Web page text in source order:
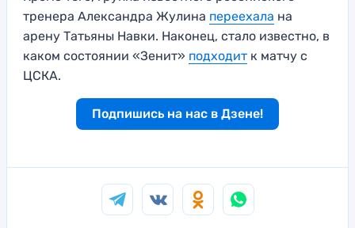
тренера Александра Жулина переехала на
арену Татьяны Навки. Наконец, стало известно, в
каком состоянии «Зенит» подходит к матчу с
ЦСКА.
Подпишись на нас в Дзене!